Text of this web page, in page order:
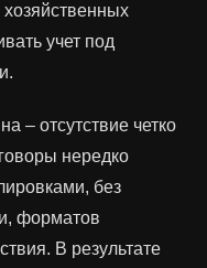
хозяйственных
учет под
– отсутствие четко
нередко
без
форматов
В результате